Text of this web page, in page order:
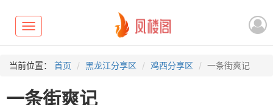
Toggle
navigation
当前位置： 首页 黑龙江分享区 鸡西分享区 一条街爽记
一条街爽记